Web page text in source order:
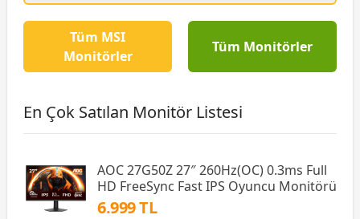
Tüm MSI
Monitörler
Tüm Monitörler
En Çok Satılan Monitör Listesi
AOC 27G50Z 27″ 260Hz(OC) 0.3ms Full
HD FreeSync Fast IPS Oyuncu Monitörü
6.999 TL